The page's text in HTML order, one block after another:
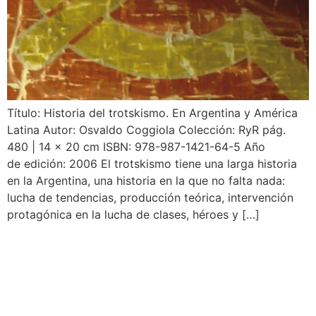
Título: Historia del trotskismo. En Argentina y América
Latina Autor: Osvaldo Coggiola Colección: RyR pág.
480 | 14 x 20 cm ISBN: 978-987-1421-64-5 Año
de edición: 2006 El trotskismo tiene una larga historia
en la Argentina, una historia en la que no falta nada:
lucha de tendencias, producción teórica, intervención
protagónica en la lucha de clases, héroes y […]